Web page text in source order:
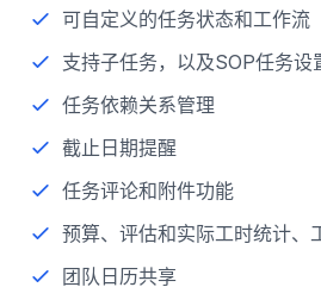
可自定义的任务状态和工作流
支持子任务，以及SOP任务设
任务依赖关系管理
截止日期提醒
任务评论和附件功能
预算、评估和实际工时统计、
团队日历共享